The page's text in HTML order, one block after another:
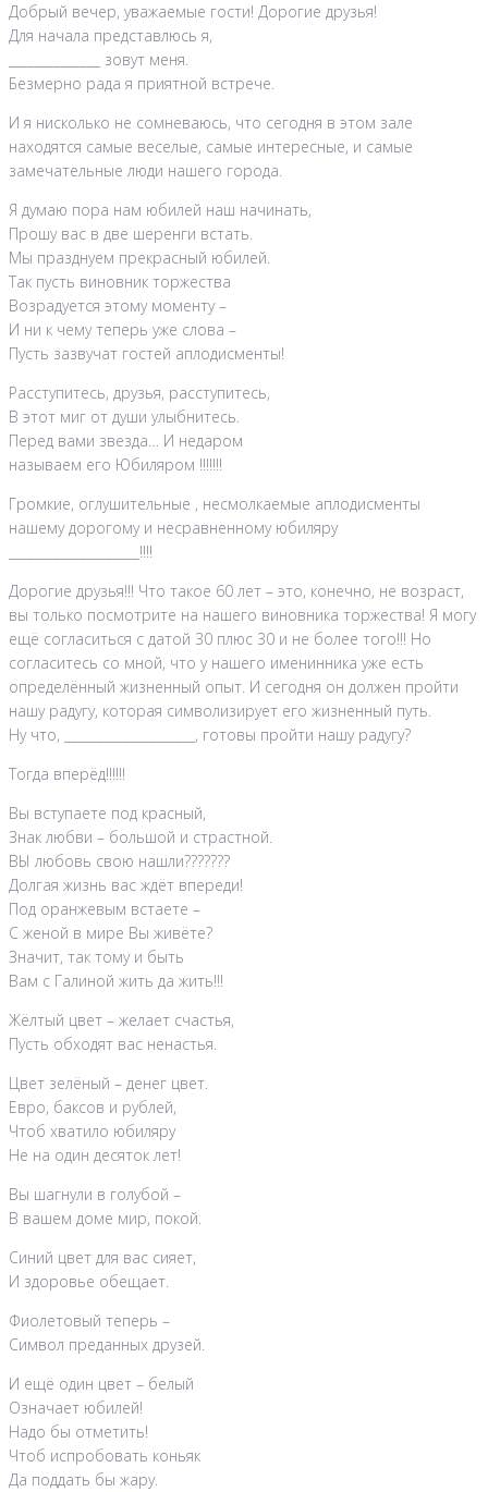
Добрый вечер, уважаемые гости! Дорогие друзья!
Для начала представлюсь я,
______________ зовут меня.
Безмерно рада я приятной встрече.
И я нисколько не сомневаюсь, что сегодня в этом зале
находятся самые веселые, самые интересные, и самые
замечательные люди нашего города.
Я думаю пора нам юбилей наш начинать,
Прошу вас в две шеренги встать.
Мы празднуем прекрасный юбилей.
Так пусть виновник торжества
Возрадуется этому моменту –
И ни к чему теперь уже слова –
Пусть зазвучат гостей аплодисменты!
Расступитесь, друзья, расступитесь,
В этот миг от души улыбнитесь.
Перед вами звезда… И недаром
называем его Юбиляром !!!!!!!
Громкие, оглушительные , несмолкаемые аплодисменты
нашему дорогому и несравненному юбиляру
____________________!!!!
Дорогие друзья!!! Что такое 60 лет – это, конечно, не возраст,
вы только посмотрите на нашего виновника торжества! Я могу
ещё согласиться с датой 30 плюс 30 и не более того!!! Но
согласитесь со мной, что у нашего именинника уже есть
определённый жизненный опыт. И сегодня он должен пройти
нашу радугу, которая символизирует его жизненный путь.
Ну что, ____________________, готовы пройти нашу радугу?
Тогда вперёд!!!!!!
Вы вступаете под красный,
Знак любви – большой и страстной.
ВЫ любовь свою нашли???????
Долгая жизнь вас ждёт впереди!
Под оранжевым встаете –
С женой в мире Вы живёте?
Значит, так тому и быть
Вам с Галиной жить да жить!!!
Жёлтый цвет – желает счастья,
Пусть обходят вас ненастья.
Цвет зелёный – денег цвет.
Евро, баксов и рублей,
Чтоб хватило юбиляру
Не на один десяток лет!
Вы шагнули в голубой –
В вашем доме мир, покой.
Синий цвет для вас сияет,
И здоровье обещает.
Фиолетовый теперь –
Символ преданных друзей.
И ещё один цвет – белый
Означает юбилей!
Надо бы отметить!
Чтоб испробовать коньяк
Да поддать бы жару.